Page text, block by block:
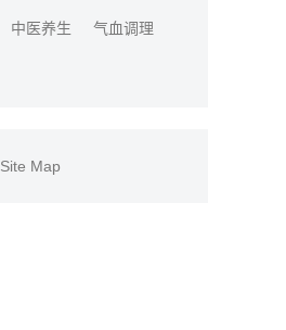
中医养生
气血调理
Site Map